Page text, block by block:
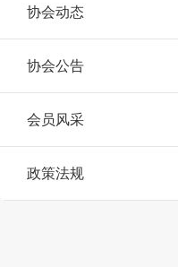
协会动态
协会公告
会员风采
政策法规